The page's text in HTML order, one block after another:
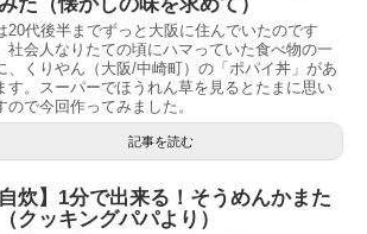
20代後半までずっと大阪に住んでいたのです
社会人なりたての頃にハマっていた食べ物の一
、くりやん（大阪/中崎町）の「ポパイ丼」があ
す。スーパーでほうれん草を見るとたまに思い
ので今回作ってみました。
記事を読む
自炊】1分で出来る！そうめんかまた
クッキングパパより）